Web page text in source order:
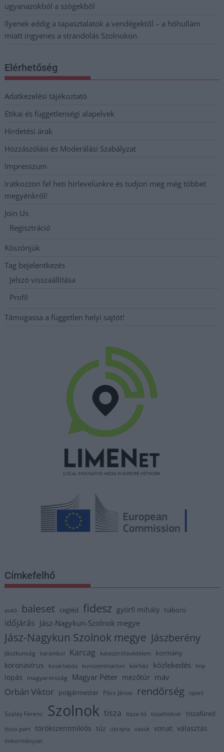
ugyanazokból a szögekből
Ilyenek eddig a tapasztalatok a vendégektől – a hőhullám
miatt ingyenes a strandolás Szolnokon
Elérhetőség
Adatkezelési tájékoztató
Etikai és függetlenségi alapelvek
Hirdetési árak
Hozzászólási és Moderálási Szabályzat
Impresszum
Iratkozzon fel heti hírlevelünkre és tudjon meg még többet
megyénkről!
Join Us
Regisztráció
Köszönjük
Tag bejelentkezés
Jelszó visszaállítása
Profil
Támogassa a független helyi sajtót!
Címkefelhő
autó baleset cegléd fidesz györfi mihály háború
időjárás Jász-Nagykun-Szolnok megye
Jász-Nagykun Szolnok megye Jászberény
Jászkunság karambol Karcag katasztrófavédelem kormány
koronavírus kosárlabda kunszentmárton kórház közlekedés lmp
lopás magyarország Magyar Péter mezőtúr máv
Orbán Viktor polgármester Pócs János rendőrség sport
Szalay Ferenc Szolnok tisza tisza-tó tiszaföldvár tiszafüred
tisza part törökszentmiklós tűz ukrajna vasút vonat választás
önkormányzat